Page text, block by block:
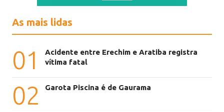
As mais lidas
01
Acidente entre Erechim e Aratiba registra
vítima fatal
02 Garota Piscina é de Gaurama